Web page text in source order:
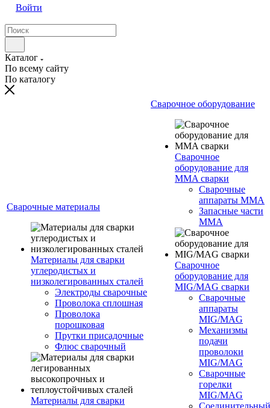
Войти
Каталог
По всему сайту
По каталогу
Сварочные материалы
Материалы для сварки
углеродистых и
низколегированных сталей
Электроды сварочные
Проволока сплошная
Проволока
порошковая
Прутки присадочные
Флюс сварочный
Материалы для сварки
Сварочное оборудование
Сварочное
оборудование для
MMA сварки
Сварочные
аппараты MMA
Запасные части
MMA
Сварочное
оборудование для
MIG/MAG сварки
Сварочные
аппараты
MIG/MAG
Механизмы
подачи
проволоки
MIG/MAG
Сварочные
горелки
MIG/MAG
Соединительный